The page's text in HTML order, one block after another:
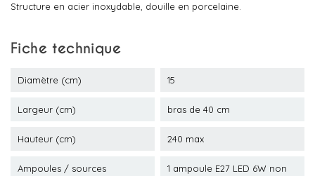
Structure en acier inoxydable, douille en porcelaine.
Fiche technique
Diamètre (cm) 15
Largeur (cm) bras de 40 cm
Hauteur (cm) 240 max
Ampoules / sources
1 ampoule E27 LED 6W non